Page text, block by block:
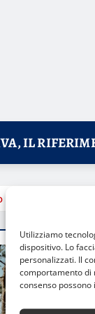
Utilizziamo
dispositivo. Lo
personalizzati. Il
comportamento di
consenso
IL
e premi